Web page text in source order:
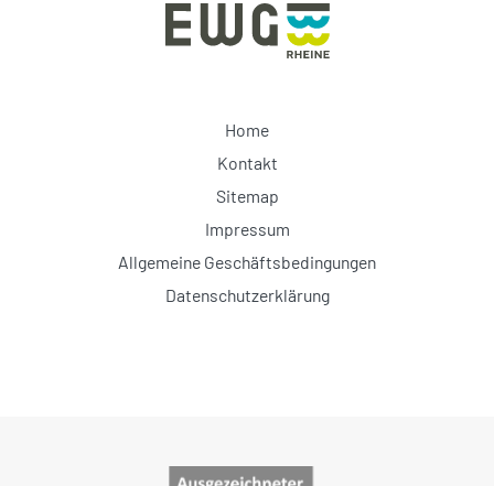
Home
Kontakt
Sitemap
Impressum
Allgemeine Geschäftsbedingungen
Datenschutzerklärung